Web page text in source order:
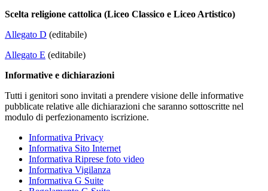
Scelta religione cattolica (Liceo Classico e Liceo Artistico)
Allegato D (editabile)
Allegato E (editabile)
Informative e dichiarazioni
Tutti i genitori sono invitati a prendere visione delle informative
pubblicate relative alle dichiarazioni che saranno sottoscritte nel
modulo di perfezionamento iscrizione.
Informativa Privacy
Informativa Sito Internet
Informativa Riprese foto video
Informativa Vigilanza
Informativa G Suite